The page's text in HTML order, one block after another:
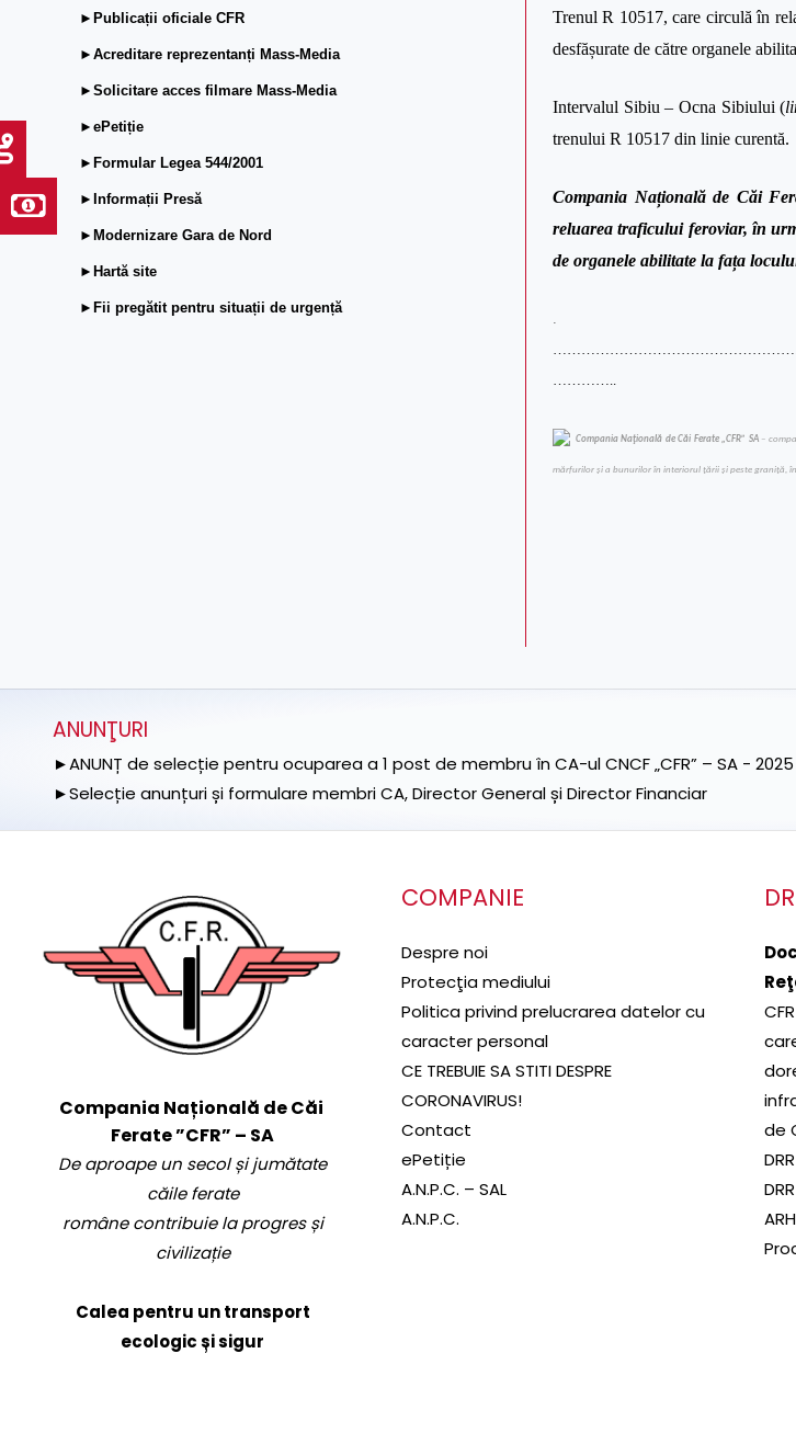
►Publicații oficiale CFR
►Acreditare reprezentanți Mass-Media
►Solicitare acces filmare Mass-Media
►ePetiție
►Formular Legea 544/2001
►Informații Presă
►Modernizare Gara de Nord
►Hartă site
►Fii pregătit pentru situații de urgență
Trenul R 10517, care circulă în
desfășurate de către organele
Intervalul Sibiu – Ocna Sibiului (
trenului R 10517 din linie curentă.
Compania Națională de Căi
reluarea traficului feroviar, în
de organele abilitate la fața
Compania Naţională de Căi Ferate „CFR” SA–
mărfurilor şi a bunurilor în interiorul ţării şi peste graniţă,
ANUNŢURI
►ANUNȚ de selecție pentru ocuparea a 1 post de membru în CA-ul CNCF „CFR” – SA -
►Selecție anunțuri și formulare membri CA, Director General și Director Financiar
Compania Națională de Căi
Ferate ”CFR” – SA
De aproape un secol și jumătate
căile ferate
române contribuie la progres și
civilizație
Calea pentru un transport
ecologic și sigur
COMPANIE
Despre noi
Protecţia mediului
Politica privind prelucrarea datelor cu
caracter personal
CE TREBUIE SA STITI DESPRE
CORONAVIRUS!
Contact
ePetiție
A.N.P.C. – SAL
A.N.P.C.
de